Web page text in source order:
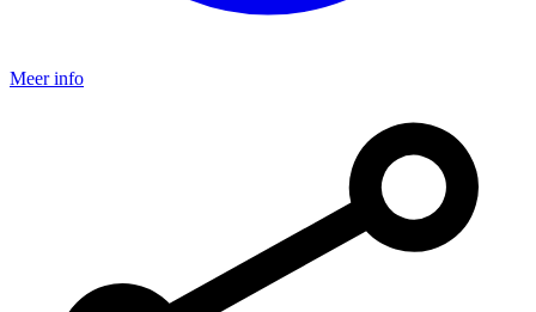
Meer info